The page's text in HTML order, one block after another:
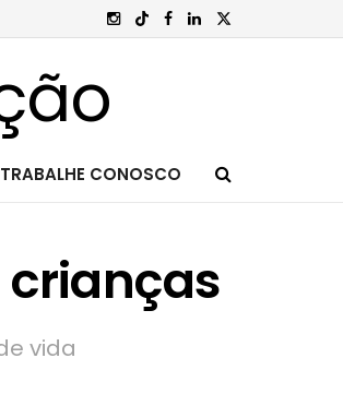
TRABALHE CONOSCO
crianças
vida